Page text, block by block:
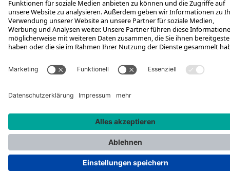
*Unverbindliche Preisempfehlung inkl. MwSt. zzgl. Versandkosten
Rotax Bike Technology AG © 2025